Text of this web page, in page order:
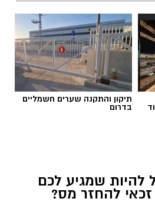
תיקון והתקנה שערים חשמליים
בדרום
להיות שמגיע לכם
להחזר מס?